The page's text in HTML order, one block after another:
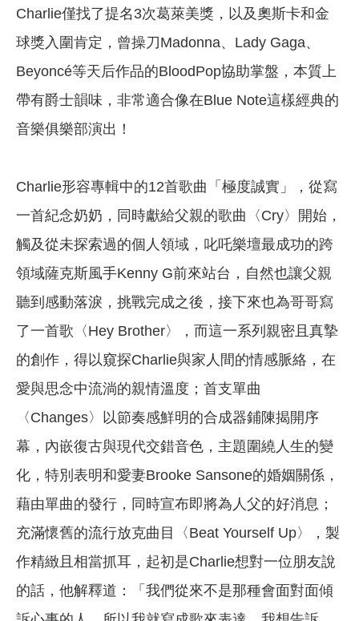
Charlie僅找了提名3次葛萊美獎，以及奧斯卡和金
球獎入圍肯定，曾操刀Madonna、Lady Gaga、
Beyoncé等天后作品的BloodPop協助掌盤，本質上
帶有爵士韻味，非常適合像在Blue Note這樣經典的
音樂俱樂部演出！
Charlie形容專輯中的12首歌曲「極度誠實」，從寫
一首紀念奶奶，同時獻給父親的歌曲〈Cry〉開始，
觸及從未探索過的個人領域，叱吒樂壇最成功的跨
領域薩克斯風手Kenny G前來站台，自然也讓父親
聽到感動落淚，挑戰完成之後，接下來也為哥哥寫
了一首歌〈Hey Brother〉，而這一系列親密且真摯
的創作，得以窺探Charlie與家人間的情感脈絡，在
愛與思念中流淌的親情溫度；首支單曲
〈Changes〉以節奏感鮮明的合成器鋪陳揭開序
幕，內嵌復古與現代交錯音色，主題圍繞人生的變
化，特別表明和愛妻Brooke Sansone的婚姻關係，
藉由單曲的發行，同時宣布即將為人父的好消息；
充滿懷舊的流行放克曲目〈Beat Yourself Up〉，製
作精緻且相當抓耳，起初是Charlie想對一位朋友說
的話，他解釋道：「我們從來不是那種會面對面傾